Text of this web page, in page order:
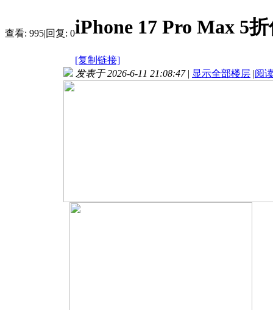
查看: 995|回复: 0iPhone 17 Pro Max 5
[复制链接]
发表于 2026-6-11 21:08:47 | 显示全部楼层 |阅